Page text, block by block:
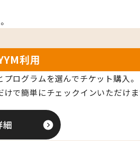
利用
ログラムを選んでチケット購入。
で簡単にチェックインいただけま
細